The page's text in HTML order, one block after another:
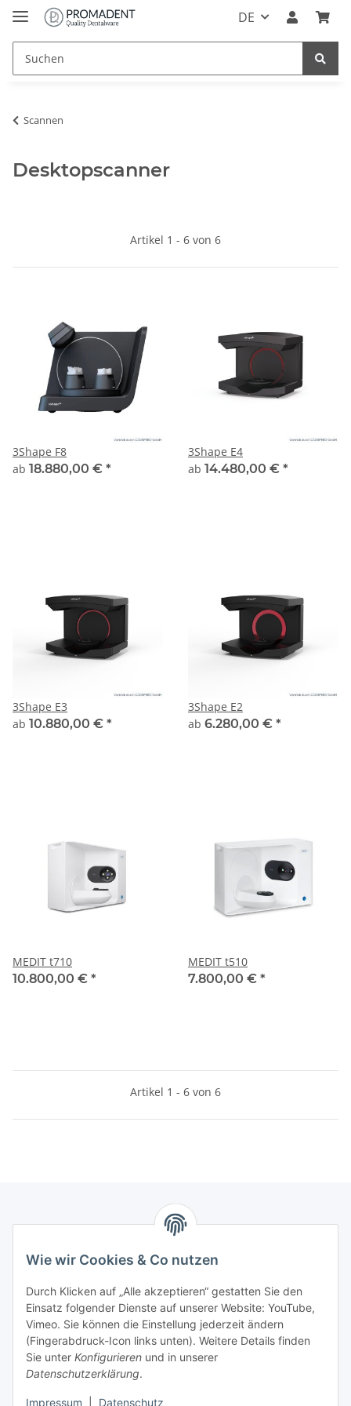
DE
Scannen
Desktopscanner
Artikel 1 - 6 von 6
3Shape F8
ab 18.880,00 € *
3Shape E4
ab 14.480,00 € *
3Shape E3
ab 10.880,00 € *
3Shape E2
ab 6.280,00 € *
MEDIT t710
10.800,00 € *
MEDIT t510
7.800,00 € *
Artikel 1 - 6 von 6
PROMADENT UG
Im Nordfeld 13
29336 Nienhagen
info@promadent.de
Wie wir Cookies & Co nutzen
Durch Klicken auf „Alle akzeptieren“ gestatten Sie den
Einsatz folgender Dienste auf unserer Website: YouTube,
Vimeo. Sie können die Einstellung jederzeit ändern
(Fingerabdruck-Icon links unten). Weitere Details finden
Sie unter Konfigurieren und in unserer
Datenschutzerklärung.
Impressum Datenschutz